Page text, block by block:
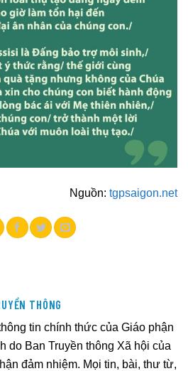
Nguồn: tgpsaigon.net
THÔNG
tin chính thức của Giáo phận
do Ban Truyền thông Xã hội của
đảm nhiệm. Mọi tin, bài, thư từ,